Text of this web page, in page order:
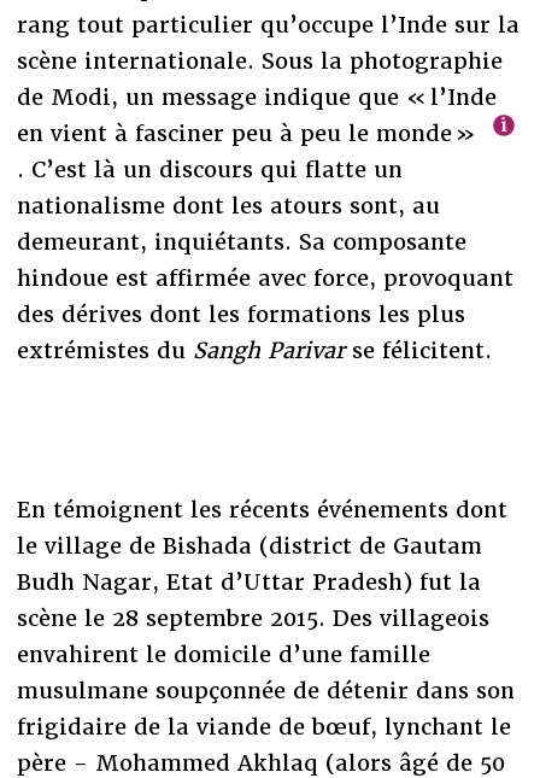
rang tout particulier qu’occupe l’Inde sur la
scène internationale. Sous la photographie
de Modi, un message indique que « l’Inde
en vient à fasciner peu à peu le monde »
. C’est là un discours qui flatte un
nationalisme dont les atours sont, au
demeurant, inquiétants. Sa composante
hindoue est affirmée avec force, provoquant
des dérives dont les formations les plus
extrémistes du Sangh Parivarse félicitent.
En témoignent les récents événements dont
le village de Bishada (district de Gautam
Budh Nagar, Etat d’Uttar Pradesh) fut la
scène le 28 septembre 2015. Des villageois
envahirent le domicile d’une famille
musulmane soupçonnée de détenir dans son
frigidaire de la viande de bœuf, lynchant le
père - Mohammed Akhlaq (alors âgé de 50